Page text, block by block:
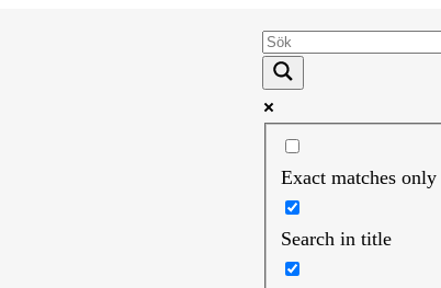
Exact matches only
Search in title